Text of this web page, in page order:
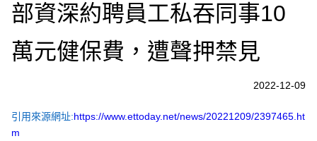
部資深約聘員工私吞同事10
萬元健保費，遭聲押禁見
2022-12-09
引用來源網址:https://www.ettoday.net/news/20221209/2397465.ht
m